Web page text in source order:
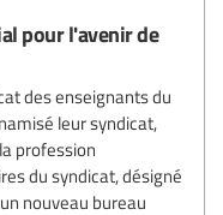
pour l'avenir de
des enseignants du
leur syndicat,
profession
du syndicat, désigné
nouveau bureau